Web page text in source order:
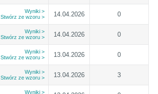
Wyniki >
Stwórz ze wzoru >
14.04.2026 0
Wyniki >
Stwórz ze wzoru >
14.04.2026 0
Wyniki >
Stwórz ze wzoru >
13.04.2026 0
Wyniki >
Stwórz ze wzoru >
13.04.2026 3
Wyniki >